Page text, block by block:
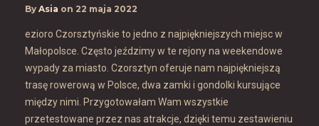
By Asia on 22 maja 2022
ezioro Czorsztyńskie to jedno z najpiękniejszych miejsc w
Małopolsce. Często jeździmy w te rejony na weekendowe
wypady za miasto. Czorsztyn oferuje nam najpiękniejszą
trasę rowerową w Polsce, dwa zamki i gondolki kursujące
między nimi. Przygotowałam Wam wszystkie
przetestowane przez nas atrakcje, dzięki temu zestawieniu